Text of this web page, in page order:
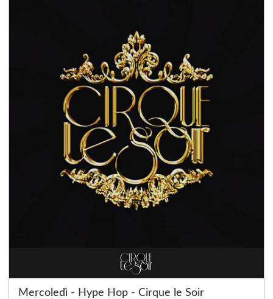
Mercoledì - Hype Hop - Cirque le Soir